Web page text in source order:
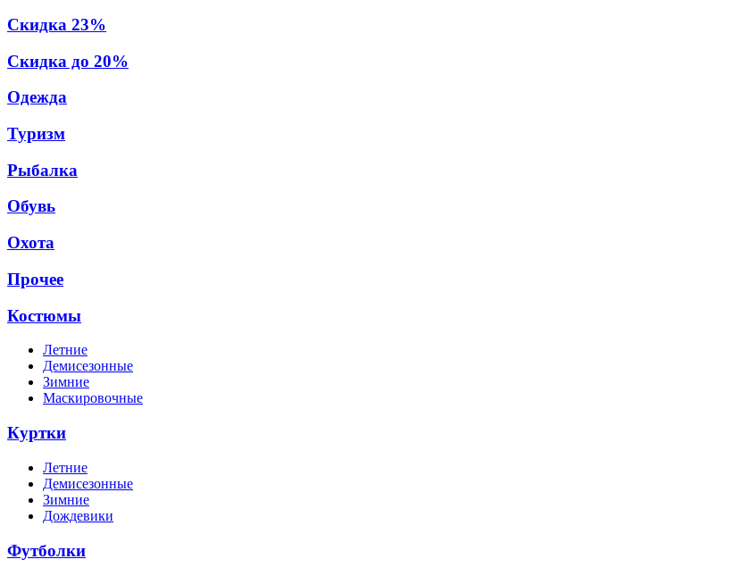
Скидка 23%
Скидка до 20%
Одежда
Туризм
Рыбалка
Обувь
Охота
Прочее
Костюмы
Летние
Демисезонные
Зимние
Маскировочные
Куртки
Летние
Демисезонные
Зимние
Дождевики
Футболки